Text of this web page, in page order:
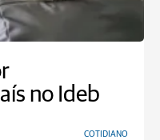
no Ideb
COTIDIANO